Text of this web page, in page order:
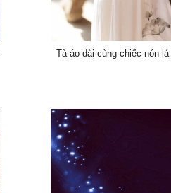
Tà áo dài cùng chiếc nón